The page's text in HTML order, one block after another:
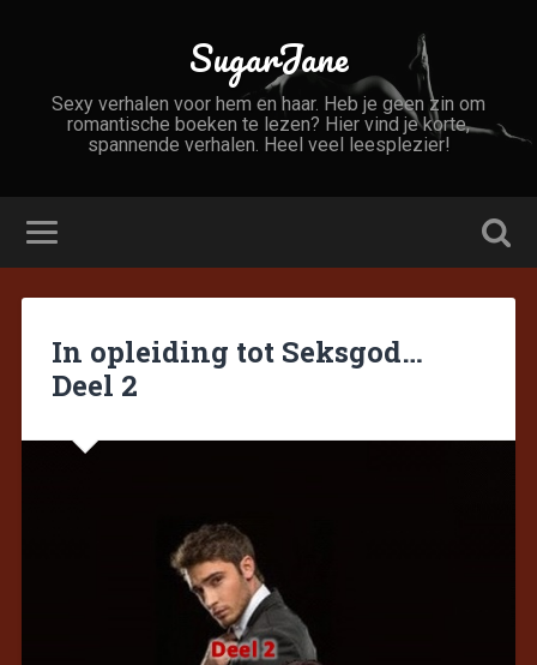
SugarJane
Sexy verhalen voor hem en haar. Heb je geen zin om
romantische boeken te lezen? Hier vind je korte,
spannende verhalen. Heel veel leesplezier!
In opleiding tot Seksgod…
Deel 2